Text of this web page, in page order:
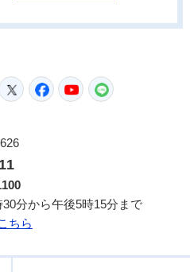
来市
TwitterFacebook
YouTube
分から午後5時15分まで
ちら